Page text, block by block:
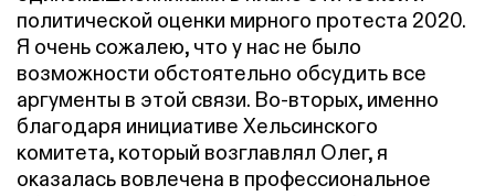
политической оценки мирного протеста 2020.
Я очень сожалею, что у нас не было
возможности обстоятельно обсудить все
аргументы в этой связи. Во-вторых, именно
благодаря инициативе Хельсинского
комитета, который возглавлял Олег, я
оказалась вовлечена в профессиональное